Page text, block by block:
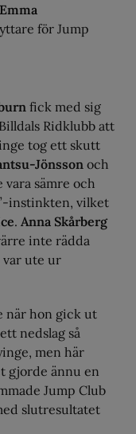
Emma
för Jump
fick med sig
Ridklubb att
tog ett skutt
Jönsson och
sämre och
instinkten, vilket
. Anna Skårberg
inte rädda
var ute ur
när hon gick ut
nedslag så
men här
gjorde ännu en
Jump Club
slutresultatet